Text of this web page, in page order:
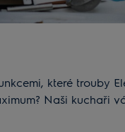
které trouby
Naši kuchaři